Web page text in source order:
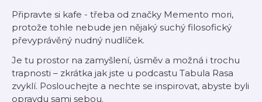
Připravte si kafe - třeba od značky Memento mori,
protože tohle nebude jen nějaký suchý filosofický
převyprávěný nudný nudlíček.
Je tu prostor na zamyšlení, úsměv a možná i trochu
trapnosti – zkrátka jak jste u podcastu Tabula Rasa
zvyklí. Poslouchejte a nechte se inspirovat, abyste byli
opravdu sami sebou.